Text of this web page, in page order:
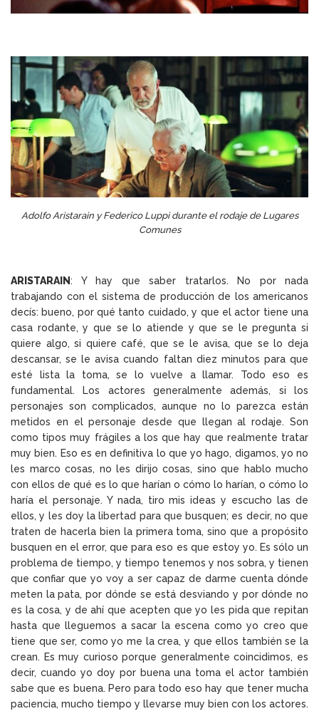
Adolfo Aristarain y Federico Luppi durante el rodaje de Lugares
Comunes
ARISTARAIN: Y hay que saber tratarlos. No por nada
trabajando con el sistema de producción de los americanos
decís: bueno, por qué tanto cuidado, y que el actor tiene una
casa rodante, y que se lo atiende y que se le pregunta si
quiere algo, si quiere café, que se le avisa, que se lo deja
descansar, se le avisa cuando faltan diez minutos para que
esté lista la toma, se lo vuelve a llamar. Todo eso es
fundamental. Los actores generalmente además, si los
personajes son complicados, aunque no lo parezca están
metidos en el personaje desde que llegan al rodaje. Son
como tipos muy frágiles a los que hay que realmente tratar
muy bien. Eso es en definitiva lo que yo hago, digamos, yo no
les marco cosas, no les dirijo cosas, sino que hablo mucho
con ellos de qué es lo que harían o cómo lo harían, o cómo lo
haría el personaje. Y nada, tiro mis ideas y escucho las de
ellos, y les doy la libertad para que busquen; es decir, no que
traten de hacerla bien la primera toma, sino que a propósito
busquen en el error, que para eso es que estoy yo. Es sólo un
problema de tiempo, y tiempo tenemos y nos sobra, y tienen
que confiar que yo voy a ser capaz de darme cuenta dónde
meten la pata, por dónde se está desviando y por dónde no
es la cosa, y de ahí que acepten que yo les pida que repitan
hasta que lleguemos a sacar la escena como yo creo que
tiene que ser, como yo me la crea, y que ellos también se la
crean. Es muy curioso porque generalmente coincidimos, es
decir, cuando yo doy por buena una toma el actor también
sabe que es buena. Pero para todo eso hay que tener mucha
paciencia, mucho tiempo y llevarse muy bien con los actores.